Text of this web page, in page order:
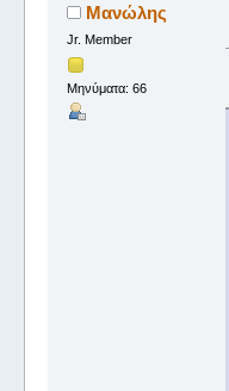
Μανώλης
Jr. Member
Μηνύματα: 66